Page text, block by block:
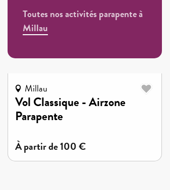
Toutes nos activités parapente à
Millau
Millau
Vol Classique - Airzone
Parapente
à partir de100€